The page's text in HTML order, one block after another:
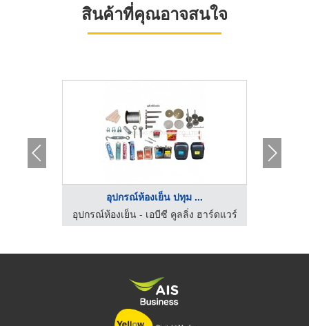
สินค้าที่คุณอาจสนใจ
อุปกรณ์ห้องเย็น ปทุม ...
อุปกรณ์ห้องเย็น - เอบีซี คูลลิ่ง ฮาร์ดแวร์